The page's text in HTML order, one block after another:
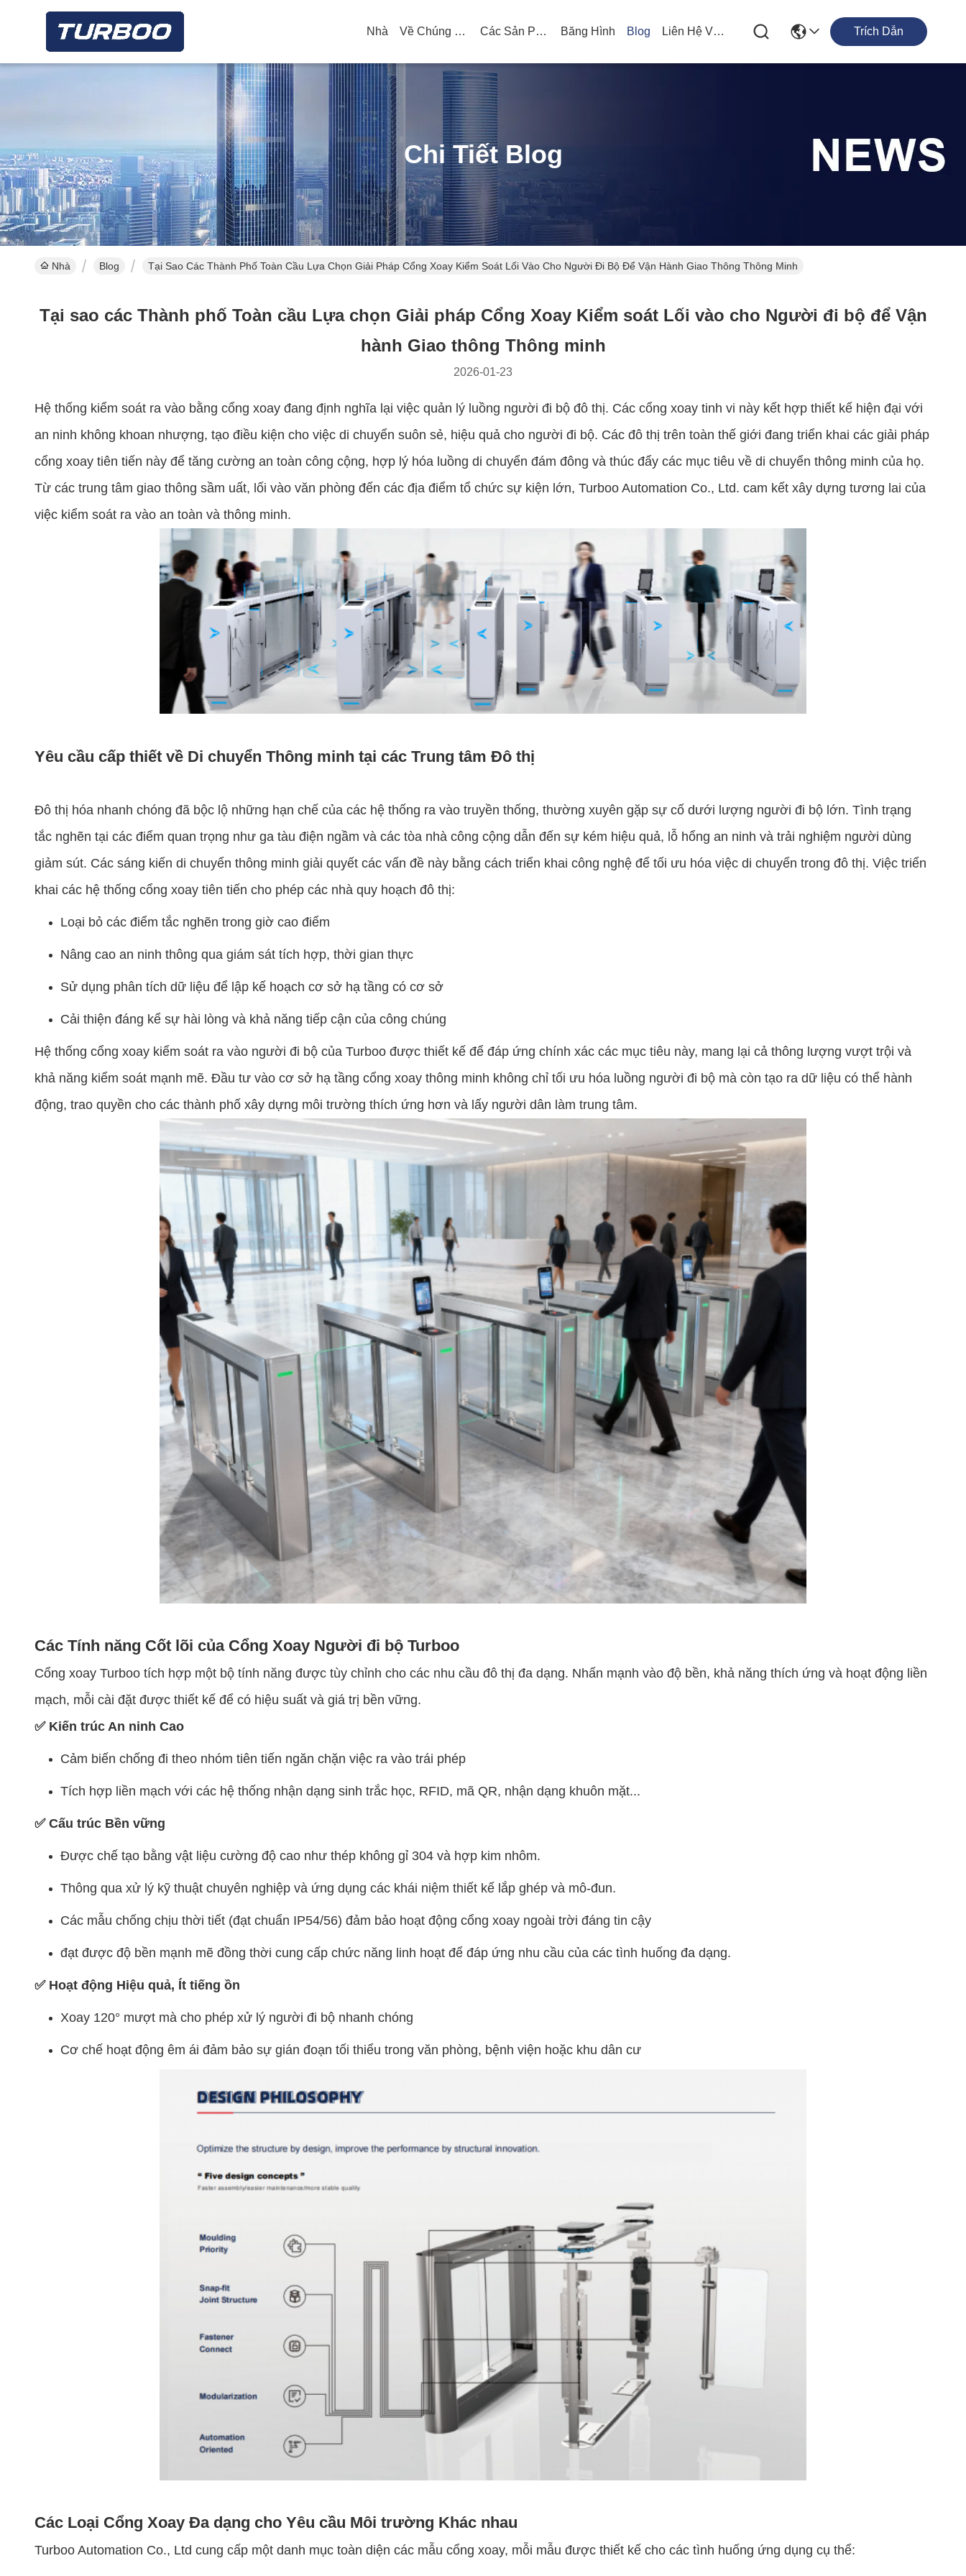
Nhà Về Chúng Tôi Các Sản Phẩm Băng Hình Blog Liên Hệ Với Chúng Tôi Trích Dẫn
Chi Tiết Blog
Nhà Blog Tại Sao Các Thành Phố Toàn Cầu Lựa Chọn Giải Pháp Cổng Xoay Kiểm Soát Lối Vào Cho Người Đi Bộ Để Vận Hành Giao Thông Thông Minh
Tại sao các Thành phố Toàn cầu Lựa chọn Giải pháp Cổng Xoay Kiểm soát Lối vào cho Người đi bộ để Vận
hành Giao thông Thông minh
2026-01-23
Hệ thống kiểm soát ra vào bằng cổng xoay đang định nghĩa lại việc quản lý luồng người đi bộ đô thị. Các cổng xoay tinh vi này kết hợp thiết kế hiện đại với
an ninh không khoan nhượng, tạo điều kiện cho việc di chuyển suôn sẻ, hiệu quả cho người đi bộ. Các đô thị trên toàn thế giới đang triển khai các giải pháp
cổng xoay tiên tiến này để tăng cường an toàn công cộng, hợp lý hóa luồng di chuyển đám đông và thúc đẩy các mục tiêu về di chuyển thông minh của họ.
Từ các trung tâm giao thông sầm uất, lối vào văn phòng đến các địa điểm tổ chức sự kiện lớn, Turboo Automation Co., Ltd. cam kết xây dựng tương lai của
việc kiểm soát ra vào an toàn và thông minh.
Yêu cầu cấp thiết về Di chuyển Thông minh tại các Trung tâm Đô thị
Đô thị hóa nhanh chóng đã bộc lộ những hạn chế của các hệ thống ra vào truyền thống, thường xuyên gặp sự cố dưới lượng người đi bộ lớn. Tình trạng
tắc nghẽn tại các điểm quan trọng như ga tàu điện ngầm và các tòa nhà công cộng dẫn đến sự kém hiệu quả, lỗ hổng an ninh và trải nghiệm người dùng
giảm sút. Các sáng kiến di chuyển thông minh giải quyết các vấn đề này bằng cách triển khai công nghệ để tối ưu hóa việc di chuyển trong đô thị. Việc triển
khai các hệ thống cổng xoay tiên tiến cho phép các nhà quy hoạch đô thị:
Loại bỏ các điểm tắc nghẽn trong giờ cao điểm
Nâng cao an ninh thông qua giám sát tích hợp, thời gian thực
Sử dụng phân tích dữ liệu để lập kế hoạch cơ sở hạ tầng có cơ sở
Cải thiện đáng kể sự hài lòng và khả năng tiếp cận của công chúng
Hệ thống cổng xoay kiểm soát ra vào người đi bộ của Turboo được thiết kế để đáp ứng chính xác các mục tiêu này, mang lại cả thông lượng vượt trội và
khả năng kiểm soát mạnh mẽ. Đầu tư vào cơ sở hạ tầng cổng xoay thông minh không chỉ tối ưu hóa luồng người đi bộ mà còn tạo ra dữ liệu có thể hành
động, trao quyền cho các thành phố xây dựng môi trường thích ứng hơn và lấy người dân làm trung tâm.
Các Tính năng Cốt lõi của Cổng Xoay Người đi bộ Turboo
Cổng xoay Turboo tích hợp một bộ tính năng được tùy chỉnh cho các nhu cầu đô thị đa dạng. Nhấn mạnh vào độ bền, khả năng thích ứng và hoạt động liền
mạch, mỗi cài đặt được thiết kế để có hiệu suất và giá trị bền vững.
✅ Kiến trúc An ninh Cao
Cảm biến chống đi theo nhóm tiên tiến ngăn chặn việc ra vào trái phép
Tích hợp liền mạch với các hệ thống nhận dạng sinh trắc học, RFID, mã QR, nhận dạng khuôn mặt...
✅ Cấu trúc Bền vững
Được chế tạo bằng vật liệu cường độ cao như thép không gỉ 304 và hợp kim nhôm.
Thông qua xử lý kỹ thuật chuyên nghiệp và ứng dụng các khái niệm thiết kế lắp ghép và mô-đun.
Các mẫu chống chịu thời tiết (đạt chuẩn IP54/56) đảm bảo hoạt động cổng xoay ngoài trời đáng tin cậy
đạt được độ bền mạnh mẽ đồng thời cung cấp chức năng linh hoạt để đáp ứng nhu cầu của các tình huống đa dạng.
✅ Hoạt động Hiệu quả, Ít tiếng ồn
Xoay 120° mượt mà cho phép xử lý người đi bộ nhanh chóng
Cơ chế hoạt động êm ái đảm bảo sự gián đoạn tối thiểu trong văn phòng, bệnh viện hoặc khu dân cư
Các Loại Cổng Xoay Đa dạng cho Yêu cầu Môi trường Khác nhau
Turboo Automation Co., Ltd cung cấp một danh mục toàn diện các mẫu cổng xoay, mỗi mẫu được thiết kế cho các tình huống ứng dụng cụ thể: